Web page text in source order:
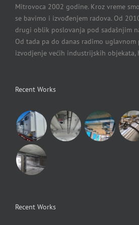
Mitrovoca 2002 godine. Kroz vreme
se bavimo i izvođenjem radova. Od
drugi oblik poslovanja pod sadašnjim
Od tada pa do danas radimo
izvodjenje većih industrijskih objekata,
Recent Works
Recent Works